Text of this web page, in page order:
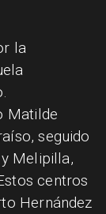
la
Matilde
seguido
Melipilla,
centros
Hernández